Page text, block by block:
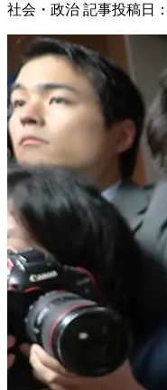
社会・政治 記事投稿日